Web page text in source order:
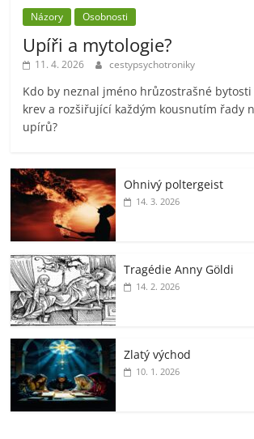
Názory Osobnosti
Upíři a mytologie?
11. 4. 2026 cestypsychotroniky
Kdo by neznal jméno hrůzostrašné
krev a rozšiřující každým kousnutím řady
upírů?
Ohnivý poltergeist
14. 3. 2026
Tragédie Anny Göldi
14. 2. 2026
Zlatý východ
10. 1. 2026